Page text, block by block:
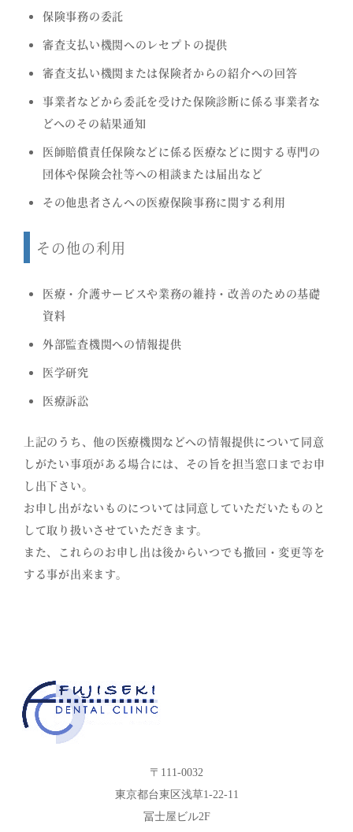
保険事務の委託
審査支払い機関へのレセプトの提供
審査支払い機関または保険者からの紹介への回答
事業者などから委託を受けた保険診断に係る事業者な
どへのその結果通知
医師賠償責任保険などに係る医療などに関する専門の
団体や保険会社等への相談または届出など
その他患者さんへの医療保険事務に関する利用
その他の利用
医療・介護サービスや業務の維持・改善のための基礎
資料
外部監査機関への情報提供
医学研究
医療訴訟
上記のうち、他の医療機関などへの情報提供について同意
しがたい事項がある場合には、その旨を担当窓口までお申
し出下さい。
お申し出がないものについては同意していただいたものと
して取り扱いさせていただきます。
また、これらのお申し出は後からいつでも撤回・変更等を
する事が出来ます。
〒111-0032
東京都台東区浅草1-22-11
冨士屋ビル2F